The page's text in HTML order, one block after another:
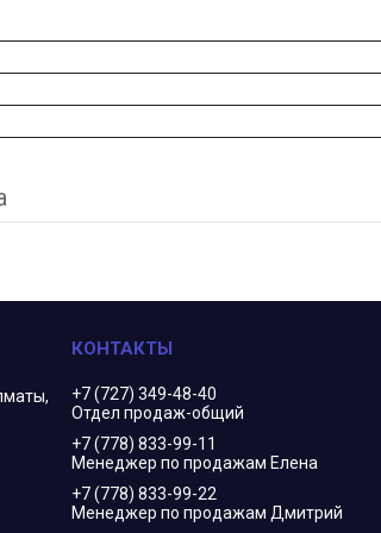
+7 (727) 349-48-40
Отдел продаж-общий
+7 (778) 833-99-11
Менеджер по продажам Елена
+7 (778) 833-99-22
Менеджер по продажам Дмитрий